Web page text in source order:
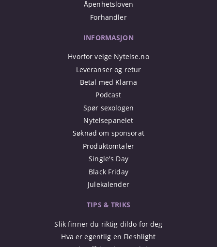
Åpenhetsloven
Forhandler
INFORMASJON
Hvorfor velge Nytelse.no
Leveranser og retur
Betal med Klarna
Podcast
Spør sexologen
Nytelsepanelet
Søknad om sponsorat
Produktomtaler
Single's Day
Black Friday
Julekalender
TIPS & TRIKS
Slik finner du riktig dildo for deg
Hva er egentlig en Fleshlight